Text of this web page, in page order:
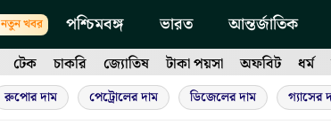
নতুন খবর পশ্চিমবঙ্গ ভারত আন্তর্জাতিক
টেক চাকরি জ্যোতিষ টাকা পয়সা অফবিট ধর্ম
রুপোর দাম পেট্রোলের দাম ডিজেলের দাম গ্যাসের